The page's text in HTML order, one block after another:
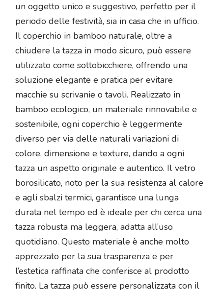
un oggetto unico e suggestivo, perfetto per il
periodo delle festività, sia in casa che in ufficio.
Il coperchio in bamboo naturale, oltre a
chiudere la tazza in modo sicuro, può essere
utilizzato come sottobicchiere, offrendo una
soluzione elegante e pratica per evitare
macchie su scrivanie o tavoli. Realizzato in
bamboo ecologico, un materiale rinnovabile e
sostenibile, ogni coperchio è leggermente
diverso per via delle naturali variazioni di
colore, dimensione e texture, dando a ogni
tazza un aspetto originale e autentico. Il vetro
borosilicato, noto per la sua resistenza al calore
e agli sbalzi termici, garantisce una lunga
durata nel tempo ed è ideale per chi cerca una
tazza robusta ma leggera, adatta all’uso
quotidiano. Questo materiale è anche molto
apprezzato per la sua trasparenza e per
l’estetica raffinata che conferisce al prodotto
finito. La tazza può essere personalizzata con il